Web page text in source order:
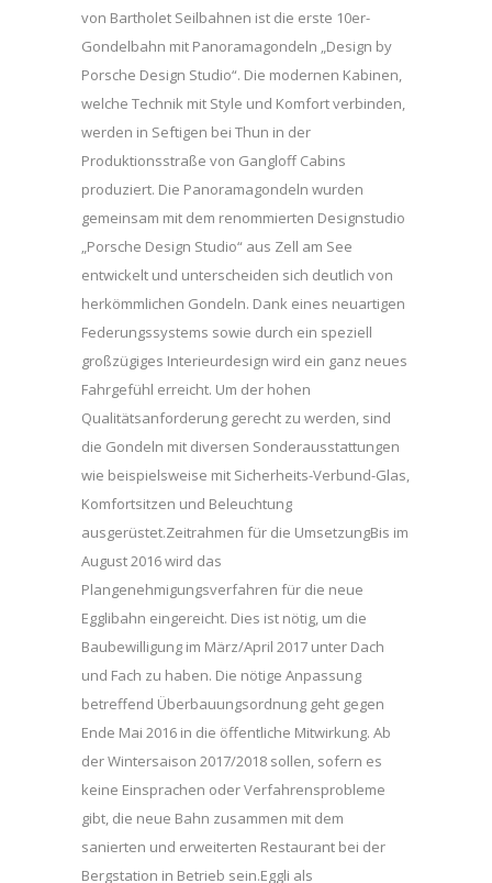
von Bartholet Seilbahnen ist die erste 10er-
Gondelbahn mit Panoramagondeln „Design by
Porsche Design Studio“. Die modernen Kabinen,
welche Technik mit Style und Komfort verbinden,
werden in Seftigen bei Thun in der
Produktionsstraße von Gangloff Cabins
produziert. Die Panoramagondeln wurden
gemeinsam mit dem renommierten Designstudio
„Porsche Design Studio“ aus Zell am See
entwickelt und unterscheiden sich deutlich von
herkömmlichen Gondeln. Dank eines neuartigen
Federungssystems sowie durch ein speziell
großzügiges Interieurdesign wird ein ganz neues
Fahrgefühl erreicht. Um der hohen
Qualitätsanforderung gerecht zu werden, sind
die Gondeln mit diversen Sonderausstattungen
wie beispielsweise mit Sicherheits-Verbund-Glas,
Komfortsitzen und Beleuchtung
ausgerüstet.Zeitrahmen für die UmsetzungBis im
August 2016 wird das
Plangenehmigungsverfahren für die neue
Egglibahn eingereicht. Dies ist nötig, um die
Baubewilligung im März/April 2017 unter Dach
und Fach zu haben. Die nötige Anpassung
betreffend Überbauungsordnung geht gegen
Ende Mai 2016 in die öffentliche Mitwirkung. Ab
der Wintersaison 2017/2018 sollen, sofern es
keine Einsprachen oder Verfahrensprobleme
gibt, die neue Bahn zusammen mit dem
sanierten und erweiterten Restaurant bei der
Bergstation in Betrieb sein.Eggli als